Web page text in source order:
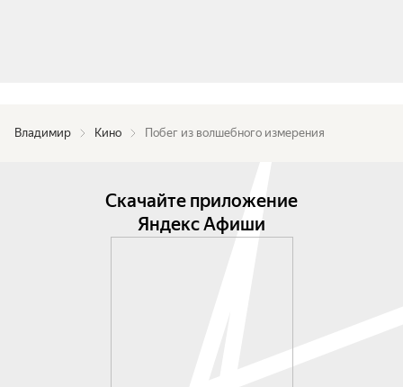
Владимир Кино Побег из волшебного измерения
Скачайте приложение
Яндекс Афиши